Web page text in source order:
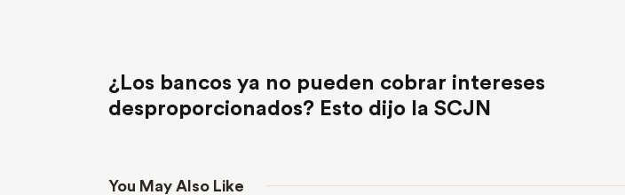
¿Los bancos ya no pueden cobrar intereses
desproporcionados? Esto dijo la SCJN
You May Also Like